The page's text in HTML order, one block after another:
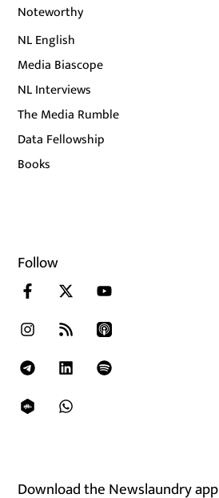
Noteworthy
NL English
Media Biascope
NL Interviews
The Media Rumble
Data Fellowship
Books
Follow
Download the Newslaundry app